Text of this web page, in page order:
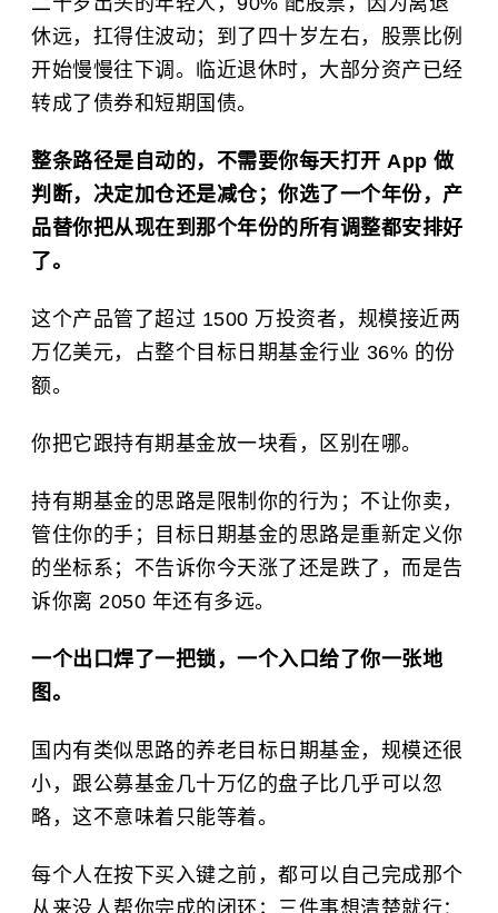
休远，扛得住波动；到了四十岁左右，股票比例
开始慢慢往下调。临近退休时，大部分资产已经
转成了债券和短期国债。
整条路径是自动的，不需要你每天打开 App 做
判断，决定加仓还是减仓；你选了一个年份，产
品替你把从现在到那个年份的所有调整都安排好
了。
这个产品管了超过 1500 万投资者，规模接近两
万亿美元，占整个目标日期基金行业 36% 的份
额。
你把它跟持有期基金放一块看，区别在哪。
持有期基金的思路是限制你的行为；不让你卖，
管住你的手；目标日期基金的思路是重新定义你
的坐标系；不告诉你今天涨了还是跌了，而是告
诉你离 2050 年还有多远。
一个出口焊了一把锁，一个入口给了你一张地
图。
国内有类似思路的养老目标日期基金，规模还很
小，跟公募基金几十万亿的盘子比几乎可以忽
略，这不意味着只能等着。
每个人在按下买入键之前，都可以自己完成那个